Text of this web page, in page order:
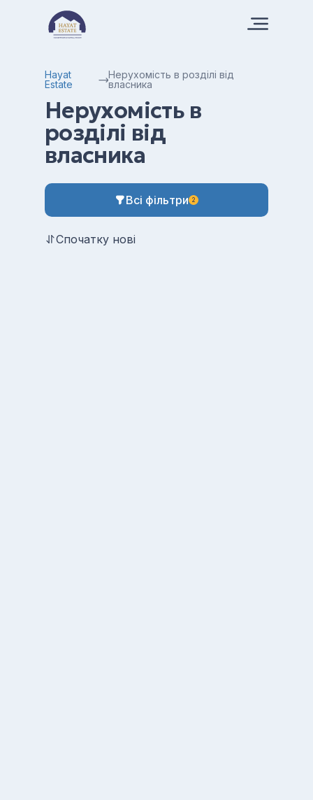
Hayat
Estate
Нерухомість в розділі від
власника
Нерухомість в
розділі від
власника
Всі фільтри 2
Спочатку нові